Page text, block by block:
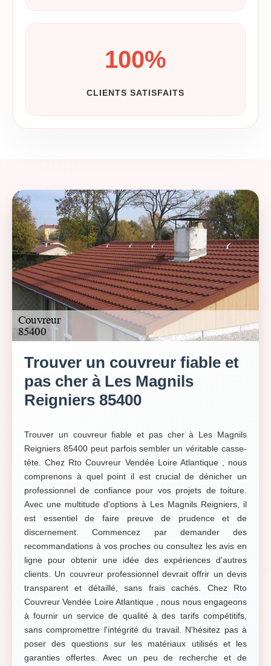
100%
CLIENTS SATISFAITS
Trouver un couvreur fiable et
pas cher à Les Magnils
Reigniers 85400
Trouver un couvreur fiable et pas cher à Les Magnils
Reigniers 85400 peut parfois sembler un véritable casse-
tête. Chez Rto Couvreur Vendée Loire Atlantique , nous
comprenons à quel point il est crucial de dénicher un
professionnel de confiance pour vos projets de toiture.
Avec une multitude d'options à Les Magnils Reigniers, il
est essentiel de faire preuve de prudence et de
discernement. Commencez par demander des
recommandations à vos proches ou consultez les avis en
ligne pour obtenir une idée des expériences d'autres
clients. Un couvreur professionnel devrait offrir un devis
transparent et détaillé, sans frais cachés. Chez Rto
Couvreur Vendée Loire Atlantique , nous nous engageons
à fournir un service de qualité à des tarifs compétitifs,
sans compromettre l'intégrité du travail. N'hésitez pas à
poser des questions sur les matériaux utilisés et les
garanties offertes. Avec un peu de recherche et de